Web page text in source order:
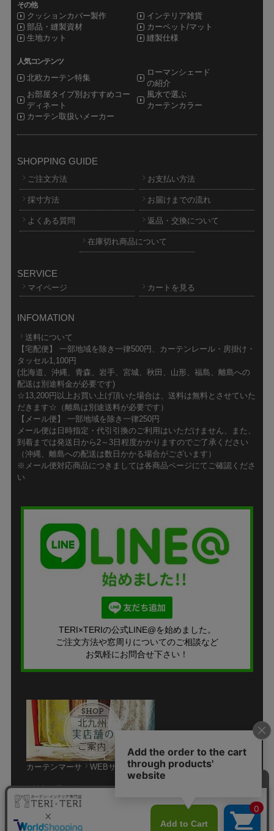
その他
クッションカバー製作
インテリア雑貨
部品・縫製資材
カーペット/マット
生地カット
縫製仕様
人気コンテンツ
北欧カーテン特集
ローマンシェード
の紹介
お部屋タイプ別おすすめコー
ディネート
風水で選ぶ
カーテンカラー
カーテン取扱いメーカー
SHOPPING GUIDE
ご注文方法 お支払い方法
採寸方法 お届けまでの流れ
よくある質問 返品・交換について
在庫切れ商品について
SERVICE
マイページ カートを見る
INFOMATION
送料について
【宅配便】 一部地域を除き一律500円、カーテンレール・房掛け・
タッセル1,100円
(北海道、沖縄、青森、岩手、宮城、秋田、山形、福島、離島への
配送は別途料金が必要です)
☆13,200円以上お買い上げ頂いた場合は、送料は無料とさせていた
だきます☆（離島は別途送料が必要です）
【メール便】 一部地域を除き一律250円
メール便は日時指定・代引引換のご利用はいただけません、また、
到着までは発送日から2～3日程度かかりますのでご了承ください
（沖縄、離島への配送は数日かかる場合がございます）
※メール便対応商品につきましては各商品ページにてご確認くださ
い
TERI×TERIの公式LINE@を始めました。
ご注文方法や窓周りについてのご相談など
お気軽にお問合せ下さい！
カーテンマーサ WEBサイト
個人情報の取り扱いについて
特定商取引法に関する表示